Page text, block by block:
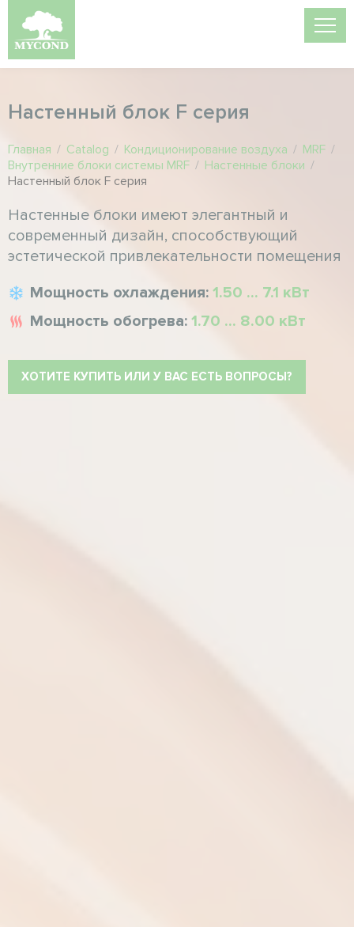
Настенный блок F серия
Главная / Catalog / Кондиционирование воздуха / MRF /
Внутренние блоки системы MRF / Настенные блоки /
Настенный блок F серия
Настенные блоки имеют элегантный и
современный дизайн, способствующий
эстетической привлекательности помещения
Мощность охлаждения: 1.50 ... 7.1 кВт
Мощность обогрева: 1.70 ... 8.00 кВт
ХОТИТЕ КУПИТЬ ИЛИ У ВАС ЕСТЬ ВОПРОСЫ?